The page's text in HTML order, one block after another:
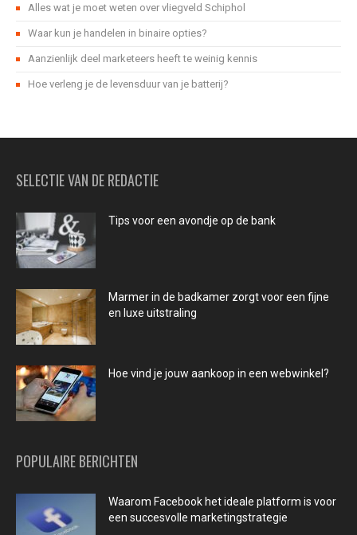
Alles wat je moet weten over vliegveld Schiphol
Waar kun je handelen in binaire opties?
Aanzienlijk deel marketeers heeft te weinig kennis
Hoe verleng je de levensduur van je batterij?
SELECTIE VAN DE REDACTIE
Tips voor een avondje op de bank
Marmer in de badkamer zorgt voor een fijne
en luxe uitstraling
Hoe vind je jouw aankoop in een webwinkel?
POPULAIRE BERICHTEN
Waarom Facebook het ideale platform is voor
een succesvolle marketingstrategie